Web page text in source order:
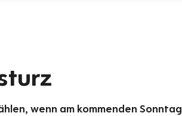
wenn am kommenden Sonntag